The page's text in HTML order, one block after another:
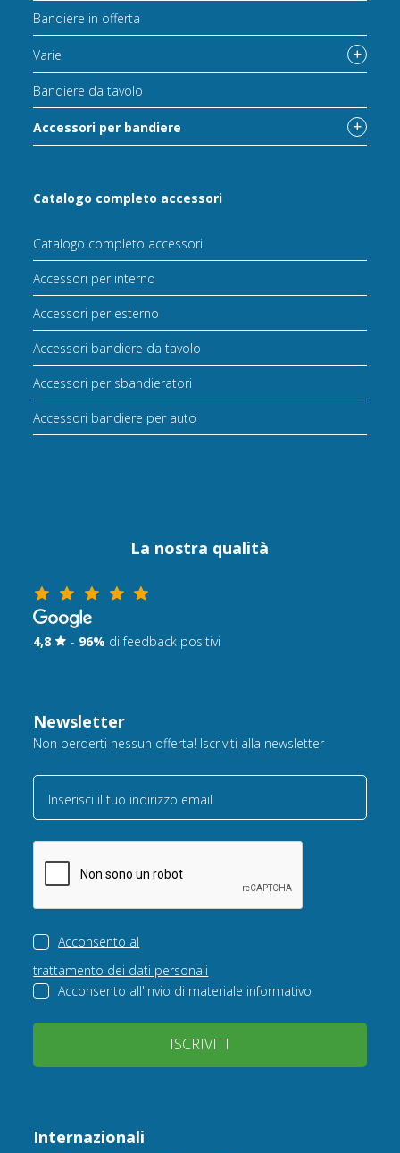
Bandiere in offerta
Varie
Bandiere da tavolo
Accessori per bandiere
Catalogo completo accessori
Catalogo completo accessori
Accessori per interno
Accessori per esterno
Accessori bandiere da tavolo
Accessori per sbandieratori
Accessori bandiere per auto
La nostra qualità
4,8 - 96% di feedback positivi
Newsletter
Non perderti nessun offerta! Iscriviti alla newsletter
Inserisci il tuo indirizzo email
Acconsento al
trattamento dei dati personali
Acconsento all'invio di materiale informativo
ISCRIVITI
Internazionali